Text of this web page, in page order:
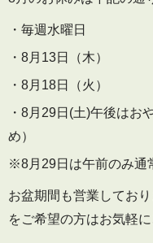
・毎週水曜日
・8月13日（木）
・8月18日（火）
・8月29日(土)午後はお
め）
※8月29日は午前のみ通
お盆期間も営業してお
をご希望の方はお気軽